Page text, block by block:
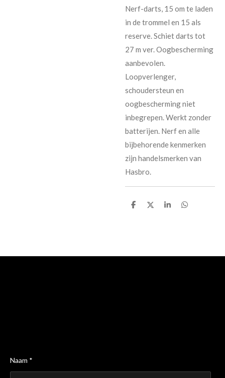
Nerf-darts, 15 om te laden
in de trommel en 15 als
reserve. Schiet darts tot
27 m ver. Oogbescherming
aanbevolen.
Loopverlenger,
schoudersteun en
oogbescherming niet
inbegrepen. Werkt zonder
batterijen. Nerf en alle
bijbehorende kenmerken
zijn handelsmerken van
Hasbro.
D
D
S
D
Naam *